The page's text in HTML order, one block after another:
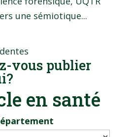
une sémiotique...
vous publier
en santé